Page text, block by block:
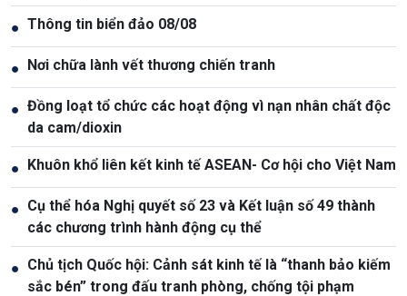
● Thông tin biển đảo 08/08
● Nơi chữa lành vết thương chiến tranh
● Đồng loạt tổ chức các hoạt động vì nạn nhân chất độc
da cam/dioxin
● Khuôn khổ liên kết kinh tế ASEAN- Cơ hội cho Việt Nam
● Cụ thể hóa Nghị quyết số 23 và Kết luận số 49 thành
các chương trình hành động cụ thể
● Chủ tịch Quốc hội: Cảnh sát kinh tế là “thanh bảo kiếm
sắc bén” trong đấu tranh phòng, chống tội phạm